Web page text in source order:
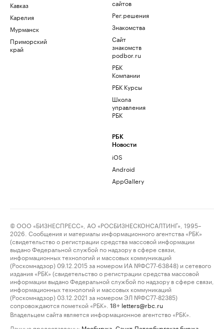
Кавказ
Карелия
Мурманск
Приморский
край
сайтов
Рег.решения
Знакомства
Сайт
знакомств
podbor.ru
РБК
Компании
РБК Курсы
Школа
управления
РБК
РБК
Новости
iOS
Android
AppGallery
© ООО «БИЗНЕСПРЕСС», АО «РОСБИЗНЕСКОНСАЛТИНГ», 1995–
2026. Сообщения и материалы информационного агентства «РБК»
(свидетельство о регистрации средства массовой информации
выдано Федеральной службой по надзору в сфере связи,
информационных технологий и массовых коммуникаций
(Роскомнадзор) 09.12.2015 за номером ИА №ФС77-63848) и сетевого
издания «РБК» (свидетельство о регистрации средства массовой
информации выдано Федеральной службой по надзору в сфере связи,
информационных технологий и массовых коммуникаций
(Роскомнадзор) 03.12.2021 за номером ЭЛ №ФС77-82385)
сопровождаются пометкой «РБК».
18+ letters@rbc.ru
Владельцем сайта является информационное агентство «РБК».